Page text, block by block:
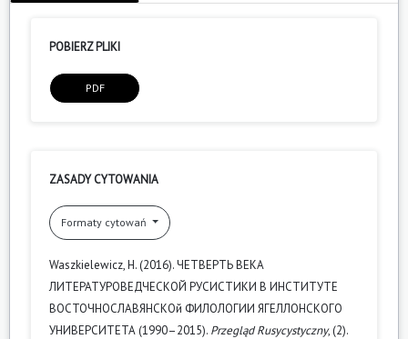
POBIERZ PLIKI
PDF
ZASADY CYTOWANIA
Formaty cytowań
Waszkielewicz, H. (2016). ЧЕТВЕРТЬ ВЕКА
ЛИТЕРАТУРОВЕДЧЕСКОЙ РУСИСТИКИ В ИНСТИТУТЕ
ВОСТОЧНОСЛАВЯНСКОй ФИЛОЛОГИИ ЯГЕЛЛОНСКОГО
УНИВЕРСИТЕТА (1990–2015). Przegląd Rusycystyczny, (2).